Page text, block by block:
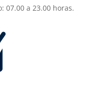
07.00 a 23.00 horas.